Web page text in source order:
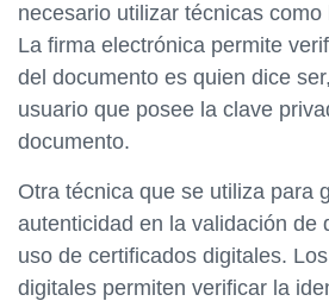
necesario utilizar técnicas
La firma electrónica permite
del documento es quien dice
usuario que posee la clave
documento.
Otra técnica que se utiliza para
autenticidad en la validación de
uso de certificados digitales.
digitales permiten verificar la